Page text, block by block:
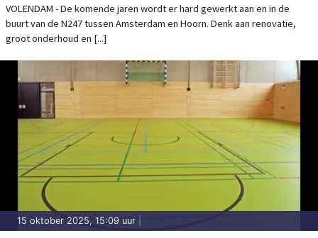
VOLENDAM - De komende jaren wordt er hard gewerkt aan en in de
buurt van de N247 tussen Amsterdam en Hoorn. Denk aan renovatie,
groot onderhoud en [...]
15 oktober 2025, 15:09 uur